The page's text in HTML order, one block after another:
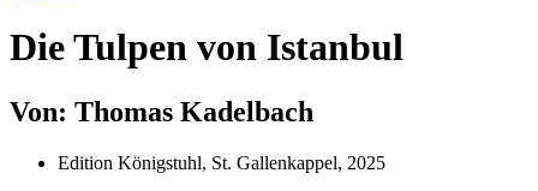
Die Tulpen von Istanbul
Von: Thomas Kadelbach
Edition Königstuhl, St. Gallenkappel, 2025